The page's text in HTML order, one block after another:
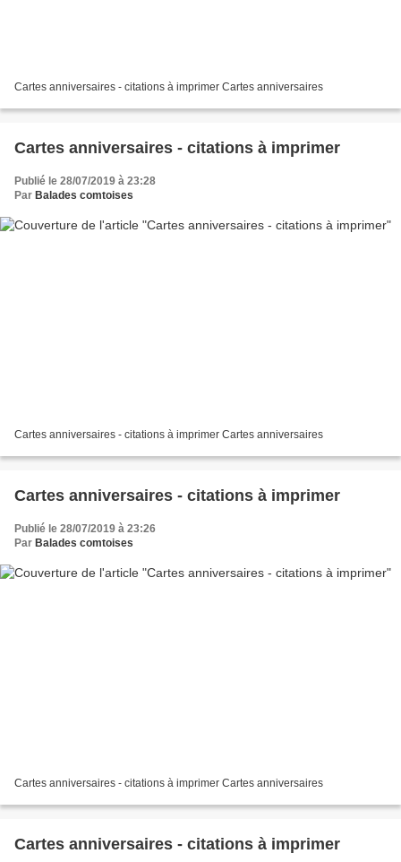
Cartes anniversaires - citations à imprimer Cartes anniversaires
Cartes anniversaires - citations à imprimer
Publié le 28/07/2019 à 23:28
Par Balades comtoises
Cartes anniversaires - citations à imprimer Cartes anniversaires
Cartes anniversaires - citations à imprimer
Publié le 28/07/2019 à 23:26
Par Balades comtoises
Cartes anniversaires - citations à imprimer Cartes anniversaires
Cartes anniversaires - citations à imprimer